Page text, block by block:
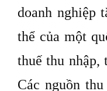
doanh nghiệp
thể của một
thuế thu nhập,
Các nguồn